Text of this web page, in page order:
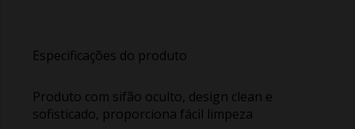
Especificações do produto
Produto com sifão oculto, design clean e
sofisticado, proporciona fácil limpeza